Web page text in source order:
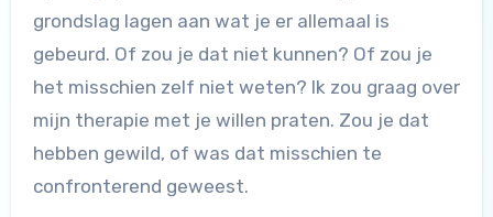
grondslag lagen aan wat je er allemaal is
gebeurd. Of zou je dat niet kunnen? Of zou je
het misschien zelf niet weten? Ik zou graag over
mijn therapie met je willen praten. Zou je dat
hebben gewild, of was dat misschien te
confronterend geweest.